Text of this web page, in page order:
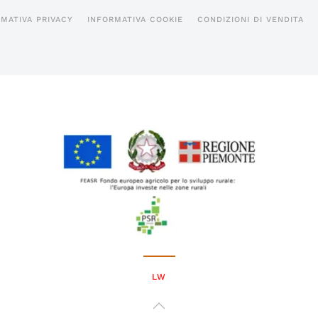
PRIVACY INFORMATIVA COOKIE CONDIZIONI DI VENDITA
LW